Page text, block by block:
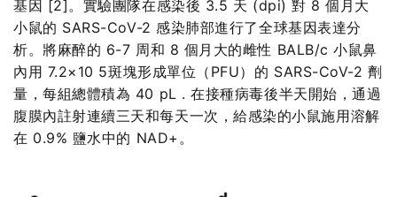
基因 [2]。實驗團隊在感染後 3.5 天 (dpi) 對 8 個月大
小鼠的 SARS-CoV-2 感染肺部進行了全球基因表達分
析。將麻醉的 6-7 周和 8 個月大的雌性 BALB/c 小鼠鼻
內用 7.2×10 5斑塊形成單位（PFU）的 SARS-CoV-2 劑
量，每組總體積為 40 pL . 在接種病毒後半天開始，通過
腹膜內註射連續三天和每天一次，給感染的小鼠施用溶解
在 0.9% 鹽水中的 NAD+。